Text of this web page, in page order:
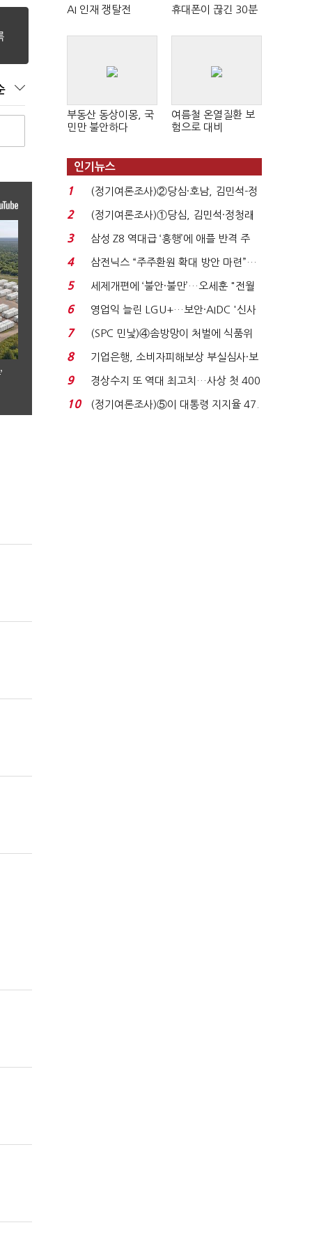
AI 인재 쟁탈전 휴대폰이 끊긴 30분
부동산 동상이몽, 국
민만 불안하다
여름철 온열질환 보
험으로 대비
인기뉴스
1
(정기여론조사)②당심·호남, 김민석-정
청래 '초접전'...
2
(정기여론조사)①당심, 김민석·정청래
'초접전'…대통령 ...
3
삼성 Z8 역대급 ‘흥행’에 애플 반격 주
목…9월 ‘폴...
4
삼전닉스 “주주환원 확대 방안 마련”…
로이터에 성명...
5
세제개편에 ‘불안·불만’…오세훈 "전월
세 구하기 더 ...
6
영업익 늘린 LGU+…보안·AIDC '신사
업 드라이브'...
7
(SPC 민낯)④솜방망이 처벌에 식품위
생법 위반 반복...
8
기업은행, 소비자피해보상 부실심사·보
이스피싱 공시 ...
9
경상수지 또 역대 최고치…사상 첫 400
억달러에 '3% 성...
10
(정기여론조사)⑤이 대통령 지지율 47.